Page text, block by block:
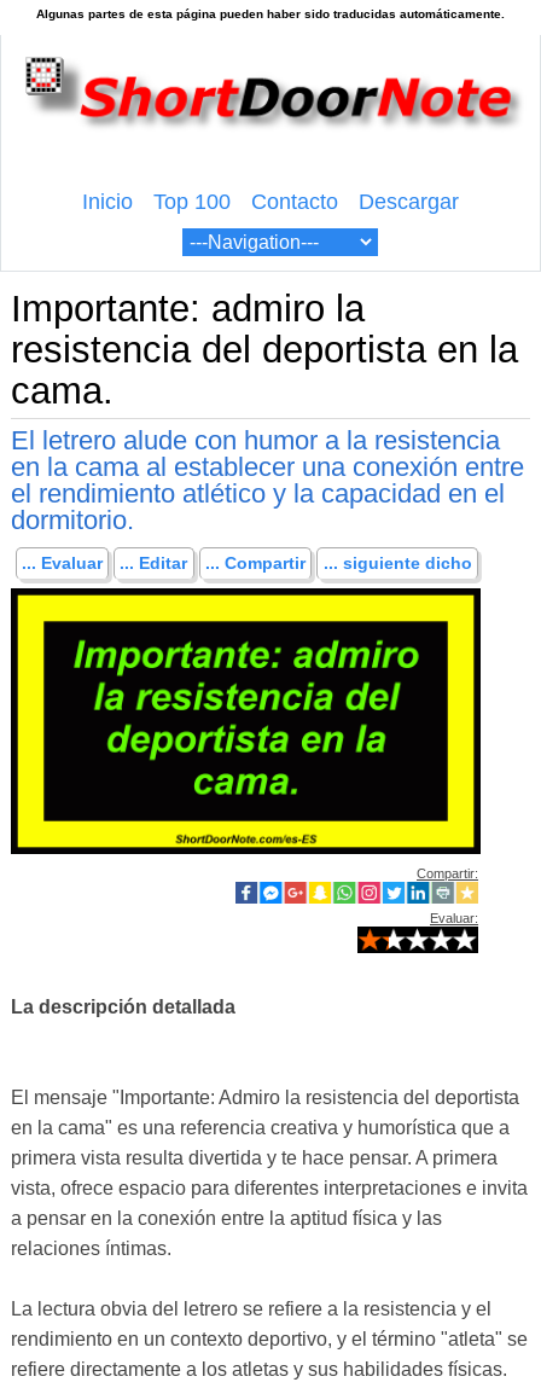
Inicio Top 100 Contacto Descargar
Importante: admiro la
resistencia del deportista en la
cama.
El letrero alude con humor a la resistencia
en la cama al establecer una conexión entre
el rendimiento atlético y la capacidad en el
dormitorio.
... Evaluar ... Editar ... Compartir ... siguiente dicho
Compartir:
Evaluar:
La descripción detallada
El mensaje "Importante: Admiro la resistencia del deportista
en la cama" es una referencia creativa y humorística que a
primera vista resulta divertida y te hace pensar. A primera
vista, ofrece espacio para diferentes interpretaciones e invita
a pensar en la conexión entre la aptitud física y las
relaciones íntimas.
La lectura obvia del letrero se refiere a la resistencia y el
rendimiento en un contexto deportivo, y el término "atleta" se
refiere directamente a los atletas y sus habilidades físicas.